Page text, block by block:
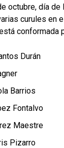
octubre, día de
curules en
conformada
Durán
Barrios
Fontalvo
Maestre
Pizarro